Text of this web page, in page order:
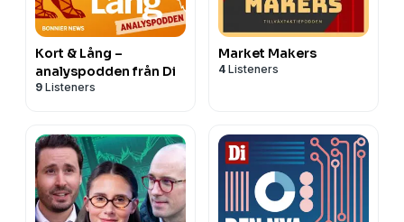
Kort & Lång –
analyspodden från Di
9 Listeners
Market Makers
4 Listeners